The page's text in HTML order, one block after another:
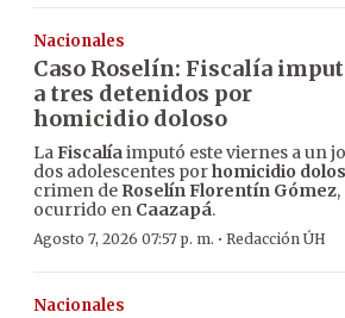
Nacionales
Caso Roselín: Fiscalía
a tres detenidos por
homicidio doloso
LaFiscalíaimputó este viernes a un
dos adolescentes porhomicidio
crimen de Roselín Florentín Gómez
ocurrido en Caazapá.
Agosto 7, 2026 07:57 p. m. · Redacción ÚH
Nacionales